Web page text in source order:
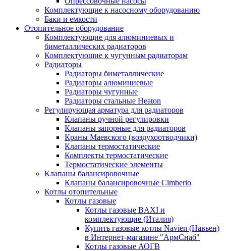
Комплектующие к насосному оборудованию
Баки и емкости
Отопительное оборудование
Комплектующие для алюминиевых и
биметаллических радиаторов
Комплектующие к чугунным радиаторам
Радиаторы
Радиаторы биметаллические
Радиаторы алюминиевые
Радиаторы чугунные
Радиаторы стальные Heaton
Регулирующая арматура для радиаторов
Клапаны ручной регулировки
Клапаны запорные для радиаторов
Краны Маевского (воздухоотводчики)
Клапаны термостатические
Комплекты термостатические
Термостатические элементы
Клапаны балансировочные
Клапаны балансировочные Cimberio
Котлы отопительные
Котлы газовые
Котлы газовые BAXI и
комплектующие (Италия)
Купить газовые котлы Navien (Навьен)
в Интернет-магазине "АрмСнаб"
Котлы газовые АОГВ